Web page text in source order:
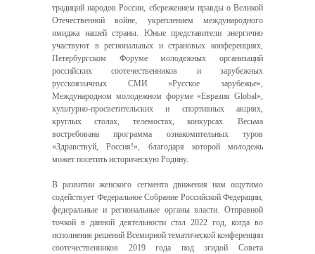
традиций народов России, сбережением правды о Великой
Отечественной войне, укреплением международного
имиджа нашей страны. Юные представители энергично
участвуют в региональных и страновых конференциях,
Петербургском Форуме молодежных организаций
российских соотечественников и зарубежных
русскоязычных СМИ «Русское зарубежье»,
Международном молодежном форуме «Евразия Global»,
культурно-просветительских и спортивных акциях,
круглых столах, телемостах, конкурсах. Весьма
востребована программа ознакомительных туров
«Здравствуй, Россия!», благодаря которой молодежь
может посетить историческую Родину.
В развитии женского сегмента движения нам ощутимо
содействует Федеральное Собрание Российской Федерации,
федеральные и региональные органы власти. Отправной
точкой в данной деятельности стал 2022 год, когда во
исполнение решений Всемирной тематической конференции
соотечественников 2019 года под эгидой Совета